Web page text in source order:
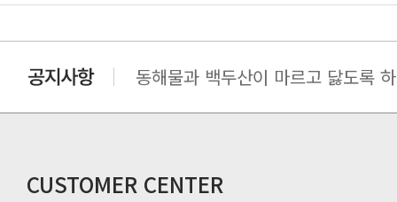
동해물과 백두산이 마르고 닳도록
동해물과 백두산이 마르고 닳도록
CUSTOMER CENTER